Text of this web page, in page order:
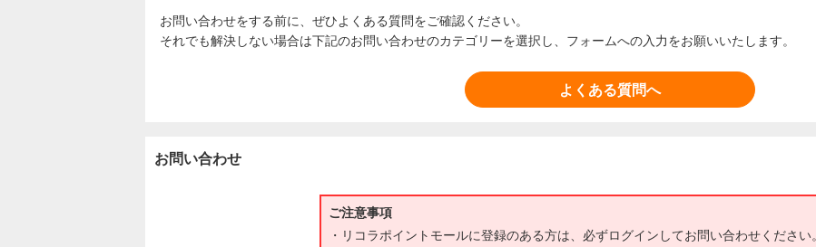
お問い合わせをする前に、ぜひよくある質問をご確認ください。
それでも解決しない場合は下記のお問い合わせのカテゴリーを選択し、フォームへの入力をお願いいたします。
よくある質問へ
お問い合わせ
ご注意事項
リコラポイントモールに登録のある方は、必ずログインしてお問い合わせください。